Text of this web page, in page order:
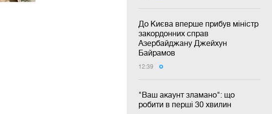
До Києва вперше прибув міністр
закордонних справ
Азербайджану Джейхун
Байрамов
12:39
"Ваш акаунт зламано": що
робити в перші 30 хвилин